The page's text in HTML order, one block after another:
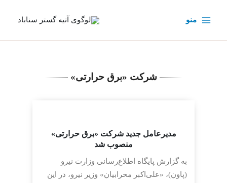
منو
شرکت «برق حرارتی»
مدیرعامل جدید شرکت «برق حرارتی»
منصوب شد
به گزارش پایگاه اطلاع‌رسانی وزارت نیرو
(پاون)، «علی‌اکبر محرابیان» وزیر نیرو، در این